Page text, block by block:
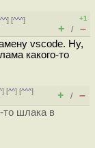
^^] [^^^]
+1
+ / –
vscode. Ну,
какого-то
] [^^] [^^^]
+ / –
то шлака в